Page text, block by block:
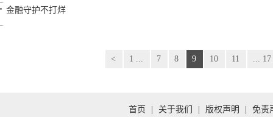
金融守护不打烊
< 1 ... 7 8 9 10 11 ... 17
首页 关于我们 版权声明 免责